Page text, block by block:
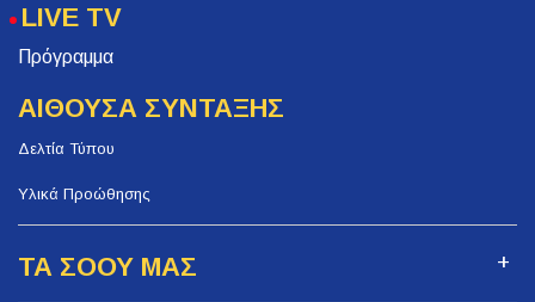
LIVE TV
Πρόγραμμα
ΑΙΘΟΥΣΑ ΣΥΝΤΑΞΗΣ
Δελτία Τύπου
Υλικά Προώθησης
ΤΑ ΣΟΟΥ ΜΑΣ